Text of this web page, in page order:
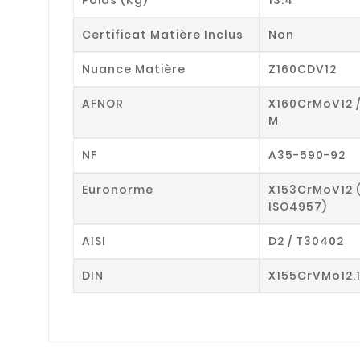
Certificat Matière Inclus Non
Nuance Matière Z160CDV12
AFNOR
X160CrMoV12
M
NF A35-590-92
Euronorme
X153CrMoV12
ISO4957)
AISI D2 / T30402
DIN X155CrVMo12.1